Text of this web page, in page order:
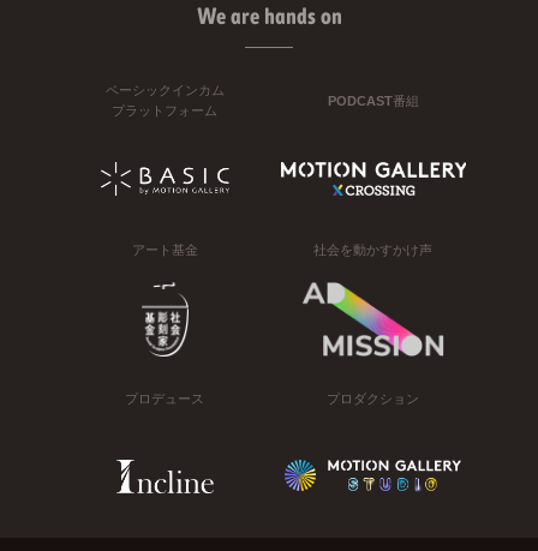
We are hands on
ベーシックインカム
プラットフォーム
PODCAST番組
アート基金 社会を動かすかけ声
プロデュース プロダクション